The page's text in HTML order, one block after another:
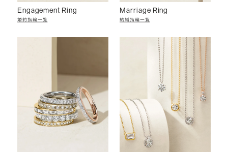
Engagement Ring
婚約指輪一覧
Marriage Ring
結婚指輪一覧